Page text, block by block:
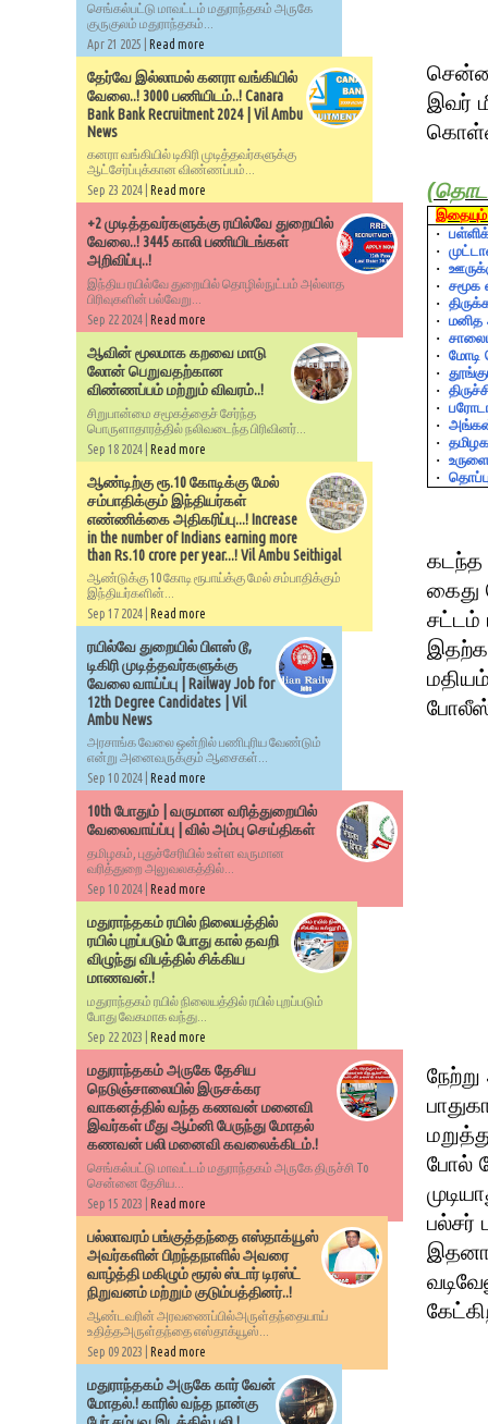
இவர்
(
இதையும்
·
·
·
·
சமூக
·
·
மனித
·
·
மோடி
·
·
·
·
·
·
·
கடந்த
கைது
சட்டம்
போல்
பல்சர்
செங்கல்பட்டு மாவட்டம் மதுராந்தகம் அருகே
குருகுலம் மதுராந்தகம்...
Apr 21 2025 | Read more
தேர்வே இல்லாமல் கனரா வங்கியில்
வேலை..! 3000 பணியிடம்..! Canara
Bank Bank Recruitment 2024 | Vil Ambu
News
கனரா வங்கியில் டிகிரி முடித்தவர்களுக்கு
ஆட்சேர்ப்புக்கான விண்ணப்பம்...
Sep 23 2024 | Read more
+2 முடித்தவர்களுக்கு ரயில்வே துறையில்
வேலை..! 3445 காலி பணியிடங்கள்
அறிவிப்பு..!
இந்திய ரயில்வே துறையில் தொழில்நுட்பம் அல்லாத
பிரிவுகளின் பல்வேறு...
Sep 22 2024 | Read more
ஆவின் மூலமாக கறவை மாடு
லோன் பெறுவதற்கான
விண்ணப்பம் மற்றும் விவரம்..!
சிறுபான்மை சமூகத்தைச் சேர்ந்த
பொருளாதாரத்தில் நலிவடைந்த பிரிவினர்...
Sep 18 2024 | Read more
ஆண்டிற்கு ரூ.10 கோடிக்கு மேல்
சம்பாதிக்கும் இந்தியர்கள்
எண்ணிக்கை அதிகரிப்பு...! Increase
in the number of Indians earning more
than Rs.10 crore per year...! Vil Ambu Seithigal
ஆண்டுக்கு 10 கோடி ரூபாய்க்கு மேல் சம்பாதிக்கும்
இந்தியர்களின்...
Sep 17 2024 | Read more
ரயில்வே துறையில் பிளஸ் டூ,
டிகிரி முடித்தவர்களுக்கு
வேலை வாய்ப்பு | Railway Job for
12th Degree Candidates | Vil
Ambu News
அரசாங்க வேலை ஒன்றில் பணிபுரிய வேண்டும்
என்று அனைவருக்கும் ஆசைகள்...
Sep 10 2024 | Read more
10th போதும் | வருமான வரித்துறையில்
வேலைவாய்ப்பு | வில் அம்பு செய்திகள்
தமிழகம், புதுச்சேரியில் உள்ள வருமான
வரித்துறை அலுவலகத்தில்...
Sep 10 2024 | Read more
மதுராந்தகம் ரயில் நிலையத்தில்
ரயில் புறப்படும் போது கால் தவறி
விழுந்து விபத்தில் சிக்கிய
மாணவன்.!
மதுராந்தகம் ரயில் நிலையத்தில் ரயில் புறப்படும்
போது வேகமாக வந்து...
Sep 22 2023 | Read more
மதுராந்தகம் அருகே தேசிய
நெடுஞ்சாலையில் இருசக்கர
வாகனத்தில் வந்த கணவன் மனைவி
இவர்கள் மீது ஆம்னி பேருந்து மோதல்
கணவன் பலி மனைவி கவலைக்கிடம்.!
செங்கல்பட்டு மாவட்டம் மதுராந்தகம் அருகே திருச்சி To
சென்னை தேசிய...
Sep 15 2023 | Read more
பல்லாவரம் பங்குத்தந்தை எஸ்தாக்யூஸ்
அவர்களின் பிறந்தநாளில் அவரை
வாழ்த்தி மகிழும் ரூரல் ஸ்டார் டிரஸ்ட்
நிறுவனம் மற்றும் குடும்பத்தினர்..!
ஆண்டவரின் அரவணைப்பில்அருள்தந்தையாய்
உதித்தஅருள்தந்தை எஸ்தாக்யூஸ்...
Sep 09 2023 | Read more
மதுராந்தகம் அருகே கார் வேன்
மோதல்.! காரில் வந்த நான்கு